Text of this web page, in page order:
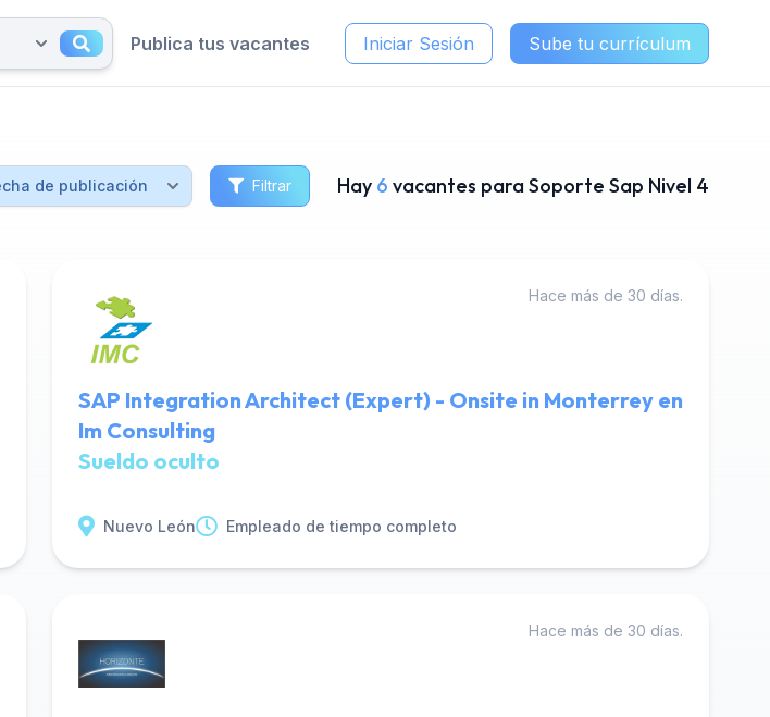
Publica tus vacantes Iniciar Sesión Sube tu currículum
Filtrar Hay 6 vacantes para Soporte Sap Nivel 4
Hace más de 30 días.
SAP Integration Architect (Expert) - Onsite in Monterrey en
Im Consulting
Sueldo oculto
Nuevo León Empleado de tiempo completo
Hace más de 30 días.